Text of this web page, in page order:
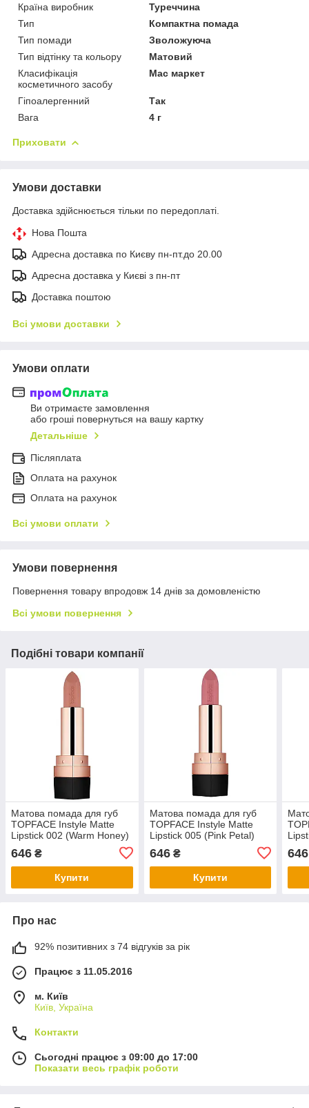
Країна виробник
Туреччина
Тип
Компактна помада
Тип помади
Зволожуюча
Тип відтінку та кольору
Матовий
Класифікація
косметичного засобу
Мас маркет
Гіпоалергенний
Так
Вага
4 г
Приховати
Умови доставки
Доставка здійснюється тільки по передоплаті.
Нова Пошта
Адресна доставка по Києву пн-пт.до 20.00
Адресна доставка у Києві з пн-пт
Доставка поштою
Всі умови доставки
Умови оплати
Ви отримаєте замовлення
або гроші повернуться на вашу картку
Детальніше
Післяплата
Оплата на рахунок
Оплата на рахунок
Всі умови оплати
Умови повернення
Повернення товару впродовж 14 днів за домовленістю
Всі умови повернення
Подібні товари компанії
Матова помада для губ
TOPFACE Instyle Matte
Lipstick 002 (Warm Honey)
646 ₴
Купити
Матова помада для губ
TOPFACE Instyle Matte
Lipstick 005 (Pink Petal)
646₴
Купити
646
Про нас
92% позитивних з 74 відгуків за рік
Працює з 11.05.2016
м. Київ
Київ, Україна
Контакти
Сьогодні працює з 09:00 до 17:00
Показати весь графік роботи